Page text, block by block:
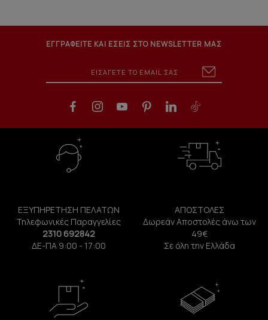
ΕΓΓΡΑΦΕΙΤΕ ΚΑΙ ΕΣΕΙΣ ΣΤΟ NEWSLETTER ΜΑΣ
ΕΞΥΠΗΡΕΤΗΣΗ ΠΕΛΑΤΩΝ
Τηλεφωνικές Παραγγελίες
2310 692842
ΔΕ-ΠΑ 9:00 - 17:00
ΑΠΟΣΤΟΛΕΣ
Δωρεάν Αποστολές άνω των
49€
Σε όλη την Ελλάδα